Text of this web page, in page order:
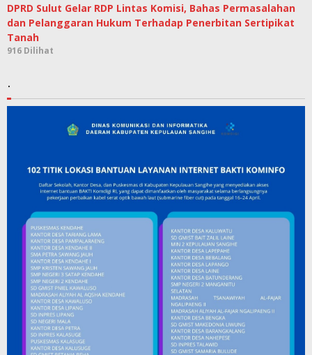
DPRD Sulut Gelar RDP Lintas Komisi, Bahas Permasalahan
dan Pelanggaran Hukum Terhadap Penerbitan Sertipikat
Tanah
916 Dilihat
.